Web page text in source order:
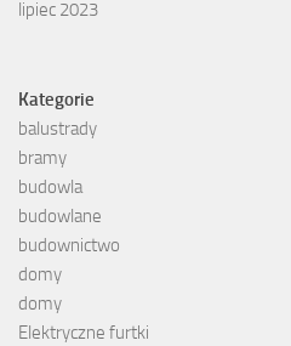
lipiec 2023
Kategorie
balustrady
bramy
budowla
budowlane
budownictwo
domy
domy
Elektryczne furtki